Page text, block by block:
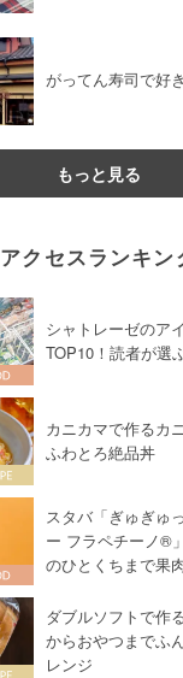
がってん寿司で好
もっと見る
アクセスランキン
シャトレーゼのア
TOP10！読者が選
カニカマで作るカ
ふわとろ絶品丼
スタバ「ぎゅぎゅ
ー フラペチーノ®
のひとくちまで果
ダブルソフトで作
からおやつまでふ
レンジ